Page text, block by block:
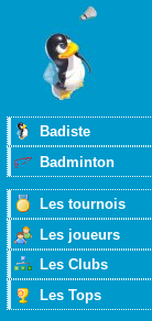
Badiste
Badminton
Les tournois
Les joueurs
Les Clubs
Les Tops